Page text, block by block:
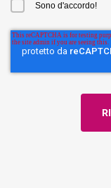
Sono d'accordo!